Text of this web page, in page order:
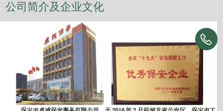
公司简介及企业文化